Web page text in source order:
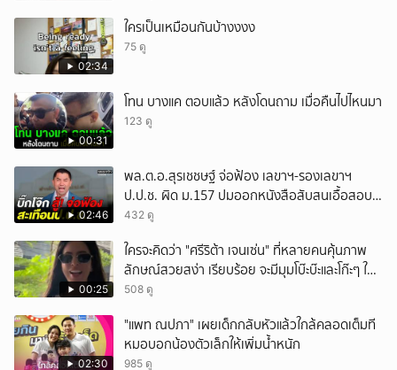
02:34
ใครเป็นเหมือนกันบ้างงงง
75 ดู
00:31
โทน บางแค ตอบแล้ว หลังโดนถาม เมื่อคืนไปไหนมา
123 ดู
02:46
พล.ต.อ.สุรเชชษฐ์ จ่อฟ้อง เลขาฯ-รองเลขาฯ
ป.ป.ช. ผิด ม.157 ปมออกหนังสือสับสนเอื้อสอบ
คดีซ้ำซ้อน
432 ดู
00:25
ใครจะคิดว่า "ศรีริต้า เจนเซ่น" ที่หลายคนคุ้นภาพ
ลักษณ์สวยสง่า เรียบร้อย จะมีมุมโบ๊ะบ๊ะและโก๊ะๆ ให้
ได้อมยิ้มเหมือนกัน งานนี้ทำเอาแฟนๆ ทั้งเอ็นดูทั้ง
508 ดู
02:30
"แพท ณปภา" เผยเด็กกลับหัวแล้วใกล้คลอดเต็มที
หมอบอกน้องตัวเล็กให้เพิ่มน้ำหนัก
985 ดู